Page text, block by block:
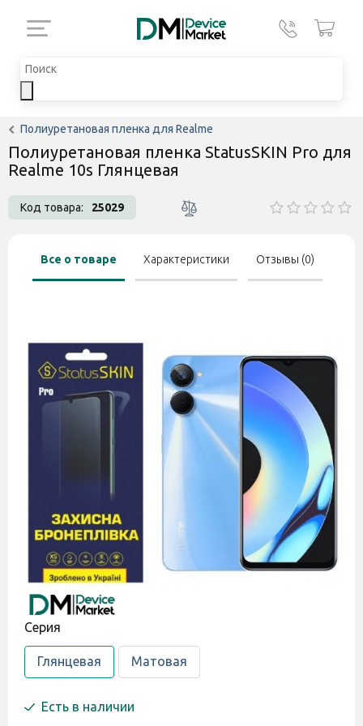
Полиуретановая пленка для Realme
Полиуретановая пленка StatusSKIN Pro для
Realme 10s Глянцевая
Код товара: 25029
Все о товаре Характеристики Отзывы (0)
Cерия
Глянцевая Матовая
Есть в наличии